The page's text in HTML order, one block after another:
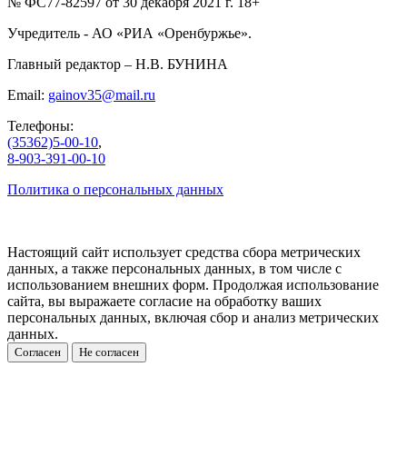
Учредитель - АО «РИА «Оренбуржье».
Главный редактор – Н.В. БУНИНА
Email: gainov35@mail.ru
Телефоны:
(35362)5-00-10,
8-903-391-00-10
Политика о персональных данных
Настоящий сайт использует средства сбора метрических
данных, а также персональных данных, в том числе с
использованием внешних форм. Продолжая использование
сайта, вы выражаете согласие на обработку ваших
персональных данных, включая сбор и анализ метрических
данных.
Согласен Не согласен